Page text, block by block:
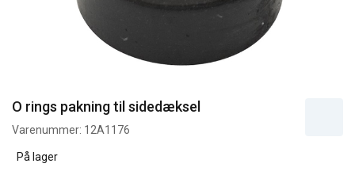
O rings pakning til sidedæksel
Varenummer: 12A1176
På lager